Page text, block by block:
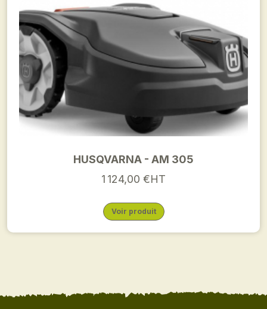
HUSQVARNA - AM 305
1 124,00 €HT
Voir produit